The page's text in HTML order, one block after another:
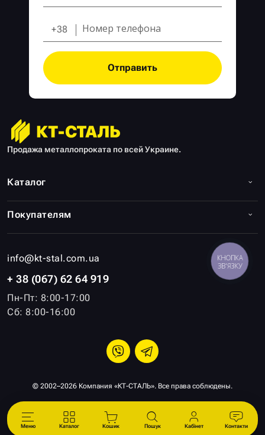
Продажа металлопроката по всей Украине.
info@kt-stal.com.ua
+ 38 (067) 62 64 919
Пн-Пт: 8:00-17:00
Сб: 8:00-16:00
Каталог
Покупателям
+38
Отправить
© 2002–2026 Компания «КТ-СТАЛЬ». Все права соблюдены.
Меню Каталог Кошик Пошук Кабінет Контакти
КНОПКА
ЗВ'ЯЗКУ